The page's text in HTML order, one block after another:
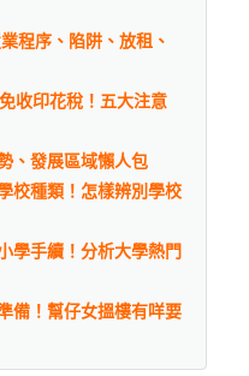
程序、陷阱、放租、
收印花稅！五大注意
、發展區域懶人包
校種類！怎樣辨別學校
學手續！分析大學熱門
備！幫仔女搵樓有咩要